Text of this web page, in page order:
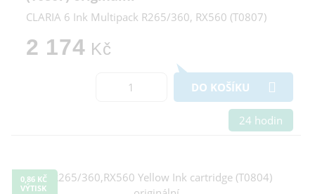
CLARIA 6 Ink Multipack R265/360, RX560 (T0807)
2 174 Kč
DO KOŠÍKU
24 hodin
0,86 KČ
VÝTISK